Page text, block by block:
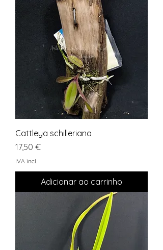
Cattleya schilleriana
Preço
17,50 €
IVA incl.
Adicionar ao carrinho